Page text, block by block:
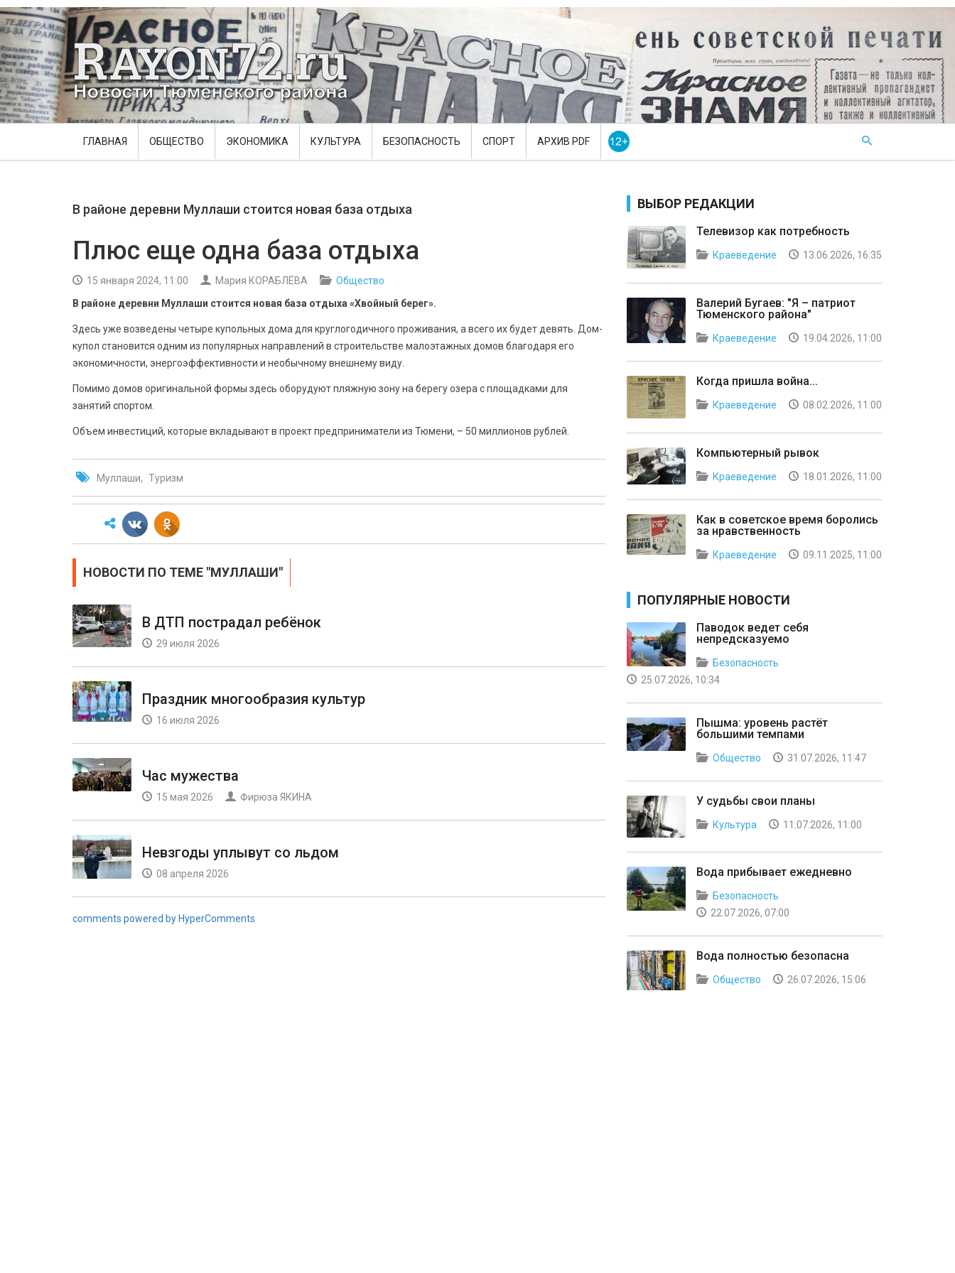
ГЛАВНАЯ ОБЩЕСТВО ЭКОНОМИКА КУЛЬТУРА БЕЗОПАСНОСТЬ СПОРТ АРХИВ PDF
В районе деревни Муллаши стоится новая база отдыха
Плюс еще одна база отдыха
15 января 2024, 11:00 Мария КОРАБЛЁВА
Общество
В районе деревни Муллаши стоится новая база отдыха «Хвойный берег».
Здесь уже возведены четыре купольных дома для круглогодичного проживания, а всего их будет девять. Дом-
купол становится одним из популярных направлений в строительстве малоэтажных домов благодаря его
экономичности, энергоэффективности и необычному внешнему виду.
Помимо домов оригинальной формы здесь оборудуют пляжную зону на берегу озера с площадками для
занятий спортом.
Объем инвестиций, которые вкладывают в проект предприниматели из Тюмени, – 50 миллионов рублей.
Муллаши Туризм
НОВОСТИ ПО ТЕМЕ "МУЛЛАШИ"
В ДТП пострадал ребёнок
29 июля 2026
Праздник многообразия культур
16 июля 2026
Час мужества
15 мая 2026 Фирюза ЯКИНА
Невзгоды уплывут со льдом
08 апреля 2026
comments powered by HyperComments
ВЫБОР РЕДАКЦИИ
Телевизор как потребность
Краеведение 13.06.2026, 16:35
Валерий Бугаев: "Я – патриот
Тюменского района"
Краеведение 19.04.2026, 11:00
Когда пришла война...
Краеведение 08.02.2026, 11:00
Компьютерный рывок
Краеведение 18.01.2026, 11:00
Как в советское время боролись
за нравственность
Краеведение 09.11.2025, 11:00
ПОПУЛЯРНЫЕ НОВОСТИ
Паводок ведет себя
непредсказуемо
Безопасность
25.07.2026, 10:34
Пышма: уровень растёт
большими темпами
Общество 31.07.2026, 11:47
У судьбы свои планы
Культура 11.07.2026, 11:00
Вода прибывает ежедневно
Безопасность
22.07.2026, 07:00
Вода полностью безопасна
Общество 26.07.2026, 15:06